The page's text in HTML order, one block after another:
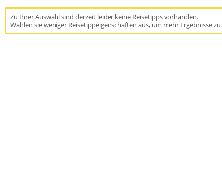
Zu Ihrer Auswahl sind derzeit leider keine Reisetipps vorhanden.
Wählen sie weniger Reisetippeigenschaften aus, um mehr Ergebnisse